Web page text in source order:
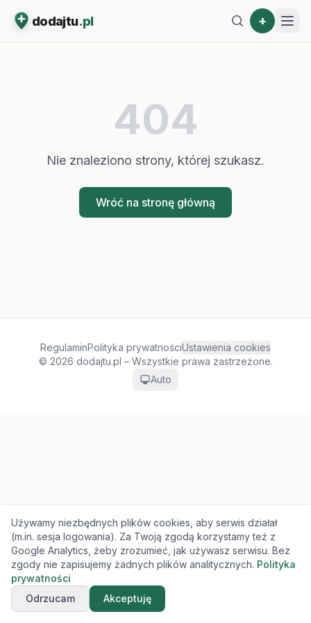
dodajtu.pl +
404
Nie znaleziono strony, której szukasz.
Wróć na stronę główną
RegulaminPolityka prywatnościUstawienia cookies
© 2026 dodajtu.pl – Wszystkie prawa zastrzeżone.
Auto
Używamy niezbędnych plików cookies, aby serwis działał
(m.in. sesja logowania). Za Twoją zgodą korzystamy też z
Google Analytics, żeby zrozumieć, jak używasz serwisu. Bez
zgody nie zapisujemy żadnych plików analitycznych. Polityka
prywatności
Odrzucam
Akceptuję